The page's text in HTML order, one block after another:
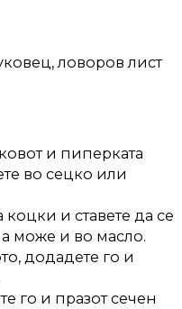
ловоров лист
и пиперката
во сецко или
коцки и ставете да се
може и во масло.
додадете го и
го и празот сечен